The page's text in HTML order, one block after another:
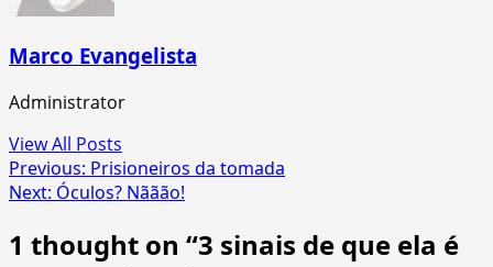
Marco Evangelista
Administrator
View All Posts
Post
navigation
Previous: Prisioneiros da tomada
Next: Óculos? Nããão!
1 thought on “3 sinais de que ela é